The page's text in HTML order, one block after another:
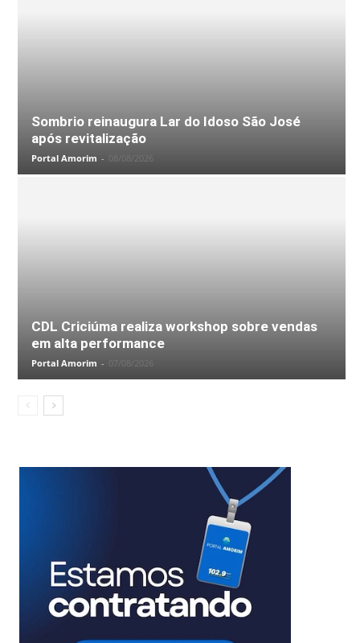
Sombrio reinaugura Lar do Idoso São José
após revitalização
Portal Amorim - 08/08/2026
CDL Criciúma realiza workshop sobre vendas
em alta performance
Portal Amorim - 07/08/2026